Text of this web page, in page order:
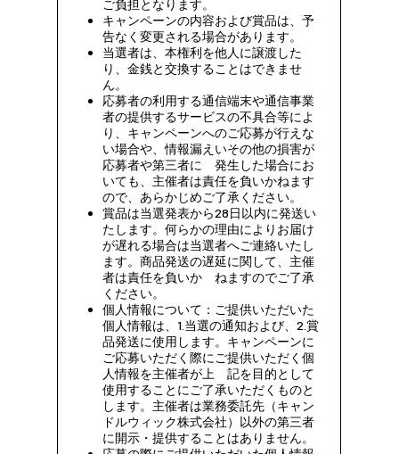
ご負担となります。
キャンペーンの内容および賞品は、予
告なく変更される場合があります。
当選者は、本権利を他人に譲渡した
り、金銭と交換することはできませ
ん。
応募者の利用する通信端末や通信事業
者の提供するサービスの不具合等によ
り、キャンペーンへのご応募が行えな
い場合や、情報漏えいその他の損害が
応募者や第三者に 発生した場合にお
いても、主催者は責任を負いかねます
ので、あらかじめご了承ください。
賞品は当選発表から28日以内に発送い
たします。何らかの理由によりお届け
が遅れる場合は当選者へご連絡いたし
ます。商品発送の遅延に関して、主催
者は責任を負いか ねますのでご了承
ください。
個人情報について：ご提供いただいた
個人情報は、1.当選の通知および、2.賞
品発送に使用します。キャンペーンに
ご応募いただく際にご提供いただく個
人情報を主催者が上 記を目的として
使用することにご了承いただくものと
します。主催者は業務委託先（キャン
ドルウィック株式会社）以外の第三者
に開示・提供することはありません。